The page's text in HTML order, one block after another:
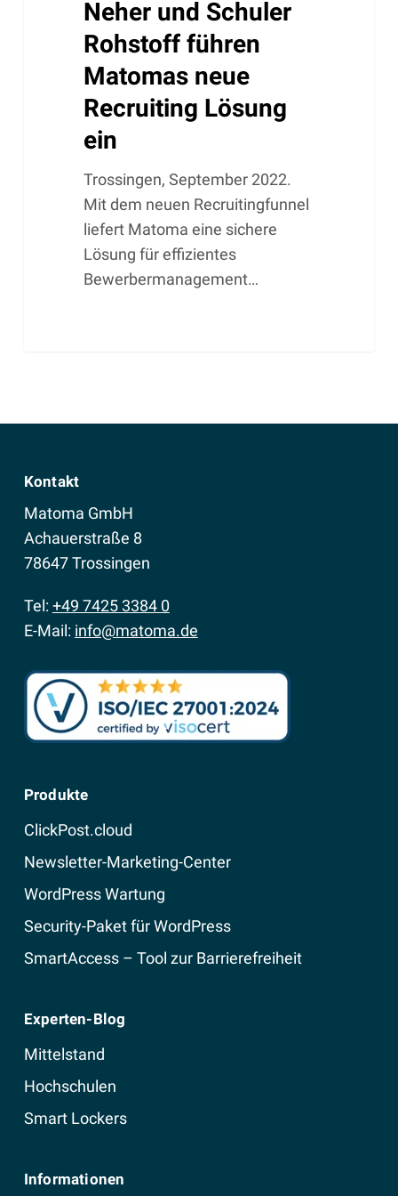
Neher und Schuler
Rohstoff führen
Matomas neue
Recruiting Lösung
ein
Trossingen, September 2022.
Mit dem neuen Recruitingfunnel
liefert Matoma eine sichere
Lösung für effizientes
Bewerbermanagement…
Kontakt
Matoma GmbH
Achauerstraße 8
78647 Trossingen
Tel:+49 7425 3384 0
E-Mail: info@matoma.de
Produkte
ClickPost.cloud
Newsletter-Marketing-Center
WordPress Wartung
Security-Paket für WordPress
SmartAccess – Tool zur Barrierefreiheit
Experten-Blog
Mittelstand
Hochschulen
Smart Lockers
Informationen